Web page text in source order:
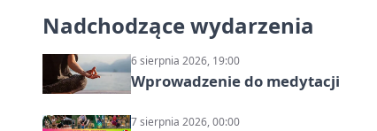
Nadchodzące wydarzenia
6 sierpnia 2026, 19:00
Wprowadzenie do medytacji
7 sierpnia 2026, 00:00